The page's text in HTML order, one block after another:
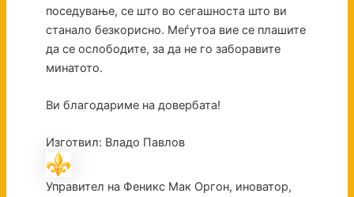
поседување, се што во сегашноста што ви
станало безкорисно. Меѓутоа вие се плашите
да се ослободите, за да не го заборавите
минатото.
Ви благодариме на довербата!
Изготвил: Владо Павлов
Управител на Феникс Мак Оргон, иноватор,